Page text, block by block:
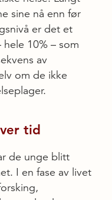
sine nå enn før
er det et
10% – som
av
om de ikke
tid
de unge blitt
I en fase av livet